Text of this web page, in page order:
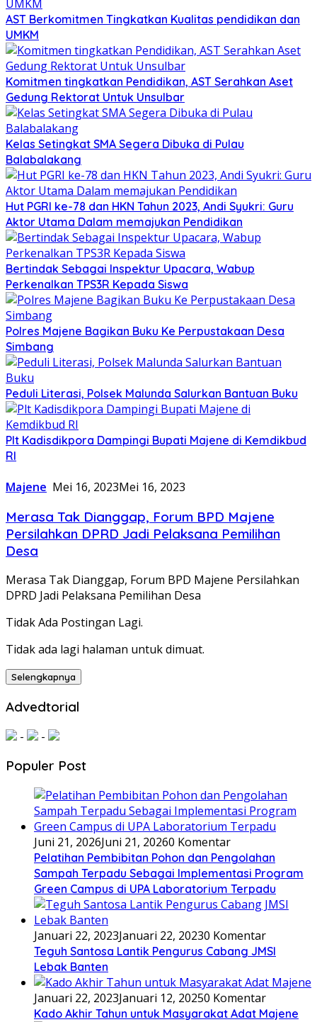
AST Berkomitmen Tingkatkan Kualitas pendidikan dan
UMKM
Komitmen tingkatkan Pendidikan, AST Serahkan Aset
Gedung Rektorat Untuk Unsulbar
Kelas Setingkat SMA Segera Dibuka di Pulau
Balabalakang
Hut PGRI ke-78 dan HKN Tahun 2023, Andi Syukri: Guru
Aktor Utama Dalam memajukan Pendidikan
Bertindak Sebagai Inspektur Upacara, Wabup
Perkenalkan TPS3R Kepada Siswa
Polres Majene Bagikan Buku Ke Perpustakaan Desa
Simbang
Peduli Literasi, Polsek Malunda Salurkan Bantuan Buku
Plt Kadisdikpora Dampingi Bupati Majene di Kemdikbud
RI
Majene Mei 16, 2023Mei 16, 2023
Merasa Tak Dianggap, Forum BPD Majene
Persilahkan DPRD Jadi Pelaksana Pemilihan
Desa
Merasa Tak Dianggap, Forum BPD Majene Persilahkan
DPRD Jadi Pelaksana Pemilihan Desa
Tidak Ada Postingan Lagi.
Tidak ada lagi halaman untuk dimuat.
Selengkapnya
Advedtorial
- -
Populer Post
Juni 21, 2026Juni 21, 20260 Komentar
Pelatihan Pembibitan Pohon dan Pengolahan
Sampah Terpadu Sebagai Implementasi Program
Green Campus di UPA Laboratorium Terpadu
Januari 22, 2023Januari 22, 20230 Komentar
Teguh Santosa Lantik Pengurus Cabang JMSI
Lebak Banten
Januari 22, 2023Januari 12, 20250 Komentar
Kado Akhir Tahun untuk Masyarakat Adat Majene